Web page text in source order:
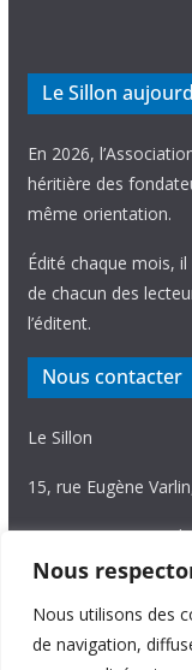
Nous
Nous utilisons des
de navigation,
Le Sillon
En 2026,
héritière des
même orientation.
Édité chaque mois,
de chacun des
l’éditent.
Nous contacter
Le Sillon
15, rue Eugène
87036 Limoges
Tél. 05 55 06 14 15
Nous écrire